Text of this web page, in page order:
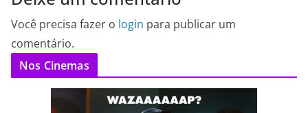
Você precisa fazer o login para publicar um
comentário.
Nos Cinemas